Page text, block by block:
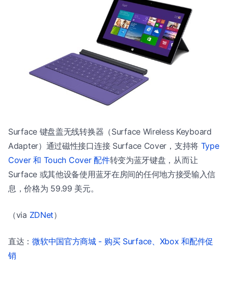
Surface 键盘盖无线转换器（Surface Wireless Keyboard
Adapter）通过磁性接口连接 Surface Cover，支持将 Type
Cover 和 Touch Cover 配件转变为蓝牙键盘，从而让
Surface 或其他设备使用蓝牙在房间的任何地方接受输入信
息，价格为 59.99 美元。
（via ZDNet）
直达：微软中国官方商城 - 购买 Surface、Xbox 和配件促
销